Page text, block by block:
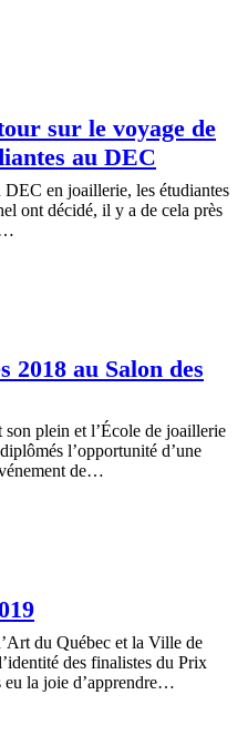
sur le voyage de
au DEC
DEC en joaillerie, les étudiantes
ont décidé, il y a de cela près
2018 au Salon des
son plein et l’École de joaillerie
l’opportunité d’une
de…
du Québec et la Ville de
des finalistes du Prix
eu la joie d’apprendre…